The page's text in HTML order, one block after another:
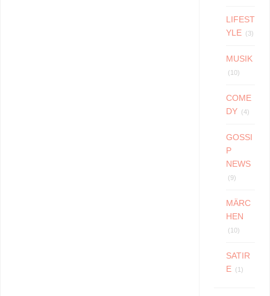
LIFEST
YLE
(3)
MUSIK
(10)
COME
DY
(4)
GOSSI
P
NEWS
(9)
MÄRC
HEN
(10)
SATIR
E
(1)